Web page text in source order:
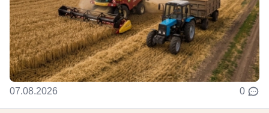
07.08.2026 0